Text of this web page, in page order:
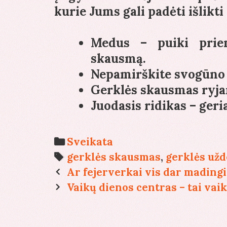
kurie Jums gali padėti
Medus – puiki
skausmą.
Nepamirškite
Gerklės skausmas
Juodasis ridikas –
Categories
Sveikata
Tags
gerklės skausmas, gerklės
Post
navigation
Ar fejerverkai vis dar
Vaikų dienos centras – tai